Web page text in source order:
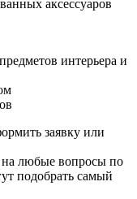
аксессуаров
интерьера и
заявку или
любые вопросы по
подобрать самый